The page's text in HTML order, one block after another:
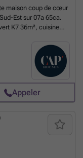
maison coup de cœur
Est sur 07a 65ca.
K7 36m², cuisine
et salle de bains, le
36m². Bon niveau de
châssis PVC
locative à
!En savoir plus ?
Appeler